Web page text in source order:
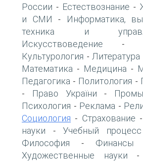
России - Естествознание -
и СМИ -
Информатика,
техника и
Искусствоведение -
Культурология - Литература
Математика - Медицина -
Педагогика - Политология -
- Право України -
Психология - Реклама -
Социология - Страхование -
науки - Учебный процесс
Философия - Финансы
Художественные науки